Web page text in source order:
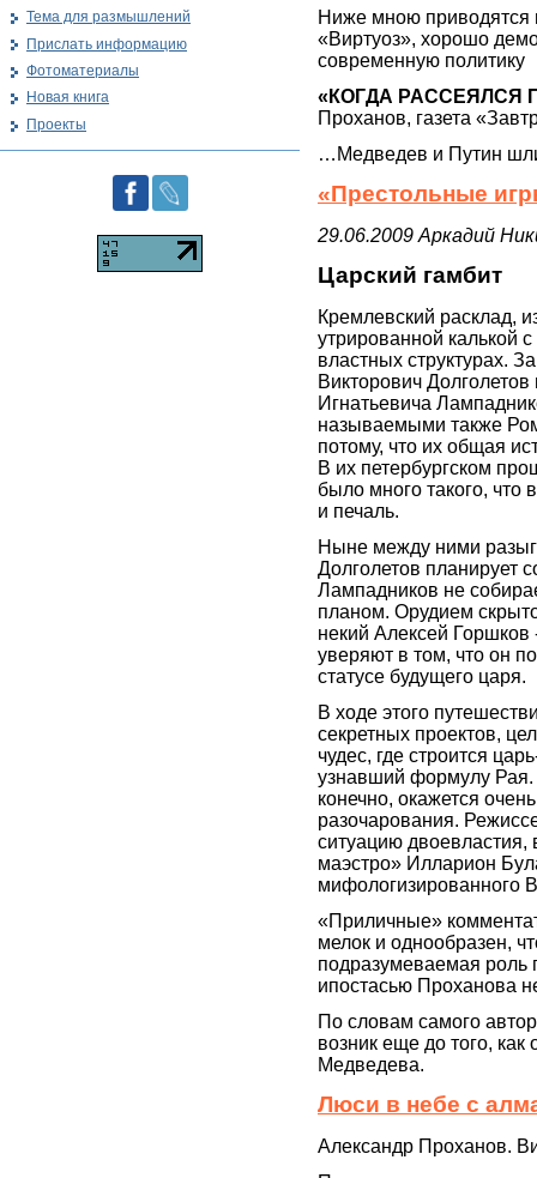
Ниже мною приводятся
«Виртуоз», хорошо
современную политику
«КОГДА
Проханов, газета
…Медведев и Путин
«Престольные
29.06.2009 Аркадий
Царский гамбит
Кремлевский расклад,
утрированной калькой
властных структурах.
Викторович
Игнатьевича
называемыми также
потому, что их общая
В их петербургском
было много такого, что
и печаль.
Ныне между ними
Долголетов планирует
Лампадников не
планом. Орудием
некий Алексей Горшков
уверяют в том, что он
статусе будущего царя.
В ходе этого
секретных проектов,
чудес, где строится
узнавший формулу Рая.
конечно, окажется
разочарования.
ситуацию двоевластия,
маэстро» Илларион
мифологизированного
«Приличные»
мелок и однообразен,
подразумеваемая роль
ипостасью Проханова
По словам самого
возник еще до того,
Медведева.
Люси в небе с
Александр Проханов.
Тема для размышлений
Прислать информацию
Фотоматериалы
Новая книга
Проекты